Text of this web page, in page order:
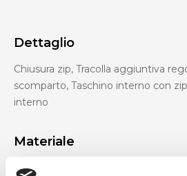
Dettaglio
Chiusura zip, Tracolla aggiuntiva
scomparto, Taschino interno con
interno
Materiale
Vera pelle liscia effetto forato,